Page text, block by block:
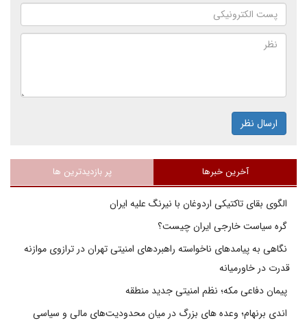
ارسال نظر
آخرین خبرها پر بازدیدترین ها
الگوی بقای تاکتیکی اردوغان با نیرنگ علیه ایران
گره سیاست خارجی ایران چیست؟
نگاهی به پیامدهای ناخواسته راهبردهای امنیتی تهران در ترازوی موازنه
قدرت در خاورمیانه
پیمان دفاعی مکه؛ نظم امنیتی جدید منطقه
اندی برنهام؛ وعده های بزرگ در میان محدودیت‌های مالی و سیاسی